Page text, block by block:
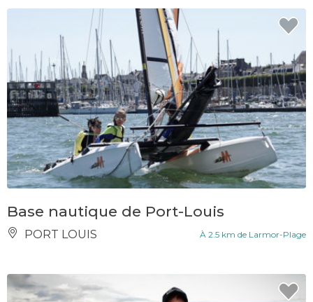
Base nautique de Port-Louis
PORT LOUIS À 2.5 km de Larmor-Plage